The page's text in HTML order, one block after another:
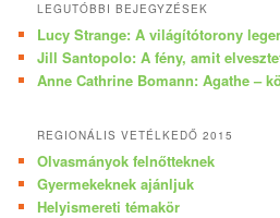
LEGUTÓBBI BEJEGYZÉSEK
Lucy Strange: A világítótorony
Jill Santopolo: A fény, amit
Anne Cathrine Bomann: Agathe –
REGIONÁLIS VETÉLKEDŐ 2015
Olvasmányok felnőtteknek
Gyermekeknek ajánljuk
Helyismereti témakör